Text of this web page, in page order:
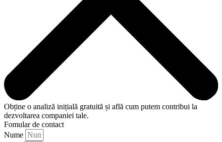
Obține o analiză inițială gratuită și află cum putem contribui la
dezvoltarea companiei tale.
Fomular de contact
Nume